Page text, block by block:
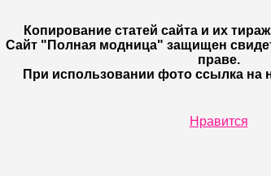
Копирование статей сайта и их
Сайт "Полная модница" защищен
праве.
При использовании фото ссылка на
Нравится